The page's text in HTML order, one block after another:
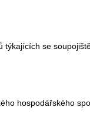
se
hospodářského